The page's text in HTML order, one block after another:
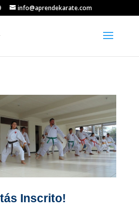
info@aprendekarate.com
Inscrito!